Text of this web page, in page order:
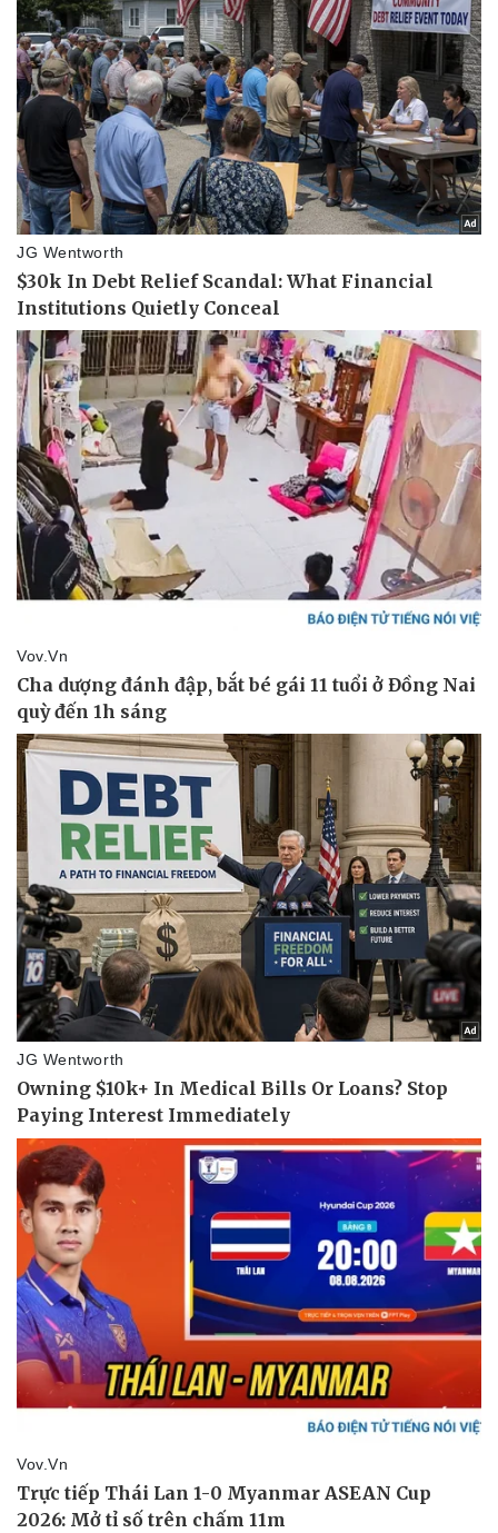
Thể thao
Bóng đá
Lịch thi đấu bóng đá
Thế giới thể thao
eSports
Hậu trường
Ô tô - Xe máy
Ô tô
Xe máy
Tư vấn